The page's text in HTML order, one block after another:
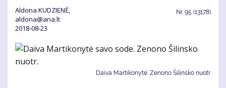
Aldona KUDZIENĖ,
aldona@ana.lt
2018-08-23
Nr. 95 (13178)
Daiva Martikonytė. Zenono Šilinsko nuotr.